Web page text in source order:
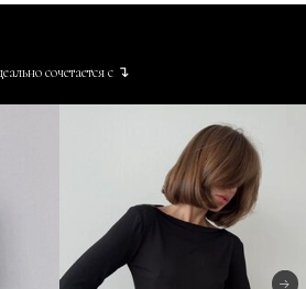
сочетается с ↴